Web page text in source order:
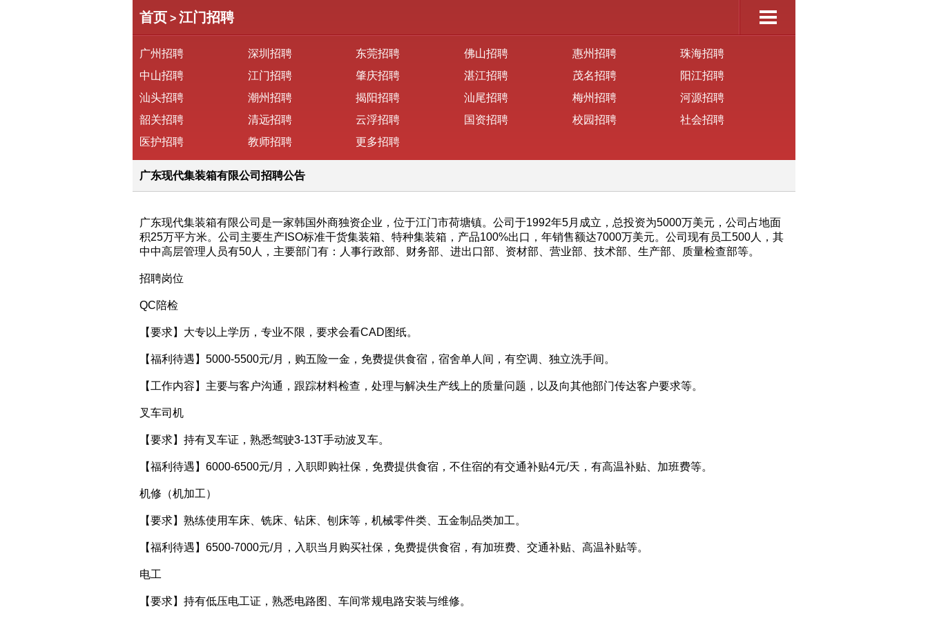
首页 > 江门招聘
广州招聘 深圳招聘 东莞招聘 佛山招聘 惠州招聘
珠海招聘
中山招聘
江门招聘 肇庆招聘 湛江招聘 茂名招聘
阳江招聘
汕头招聘
潮州招聘 揭阳招聘 汕尾招聘 梅州招聘
河源招聘
韶关招聘
清远招聘 云浮招聘 国资招聘 校园招聘
社会招聘
医护招聘
教师招聘 更多招聘
广东现代集装箱有限公司招聘公告
广东现代集装箱有限公司是一家韩国外商独资企业，位于江门市荷塘镇。公司于1992年5月成立，总投资为5000万美元，公司占地面
积25万平方米。公司主要生产ISO标准干货集装箱、特种集装箱，产品100%出口，年销售额达7000万美元。公司现有员工500人，其
中中高层管理人员有50人，主要部门有：人事行政部、财务部、进出口部、资材部、营业部、技术部、生产部、质量检查部等。
招聘岗位
QC陪检
【要求】大专以上学历，专业不限，要求会看CAD图纸。
【福利待遇】5000-5500元/月，购五险一金，免费提供食宿，宿舍单人间，有空调、独立洗手间。
【工作内容】主要与客户沟通，跟踪材料检查，处理与解决生产线上的质量问题，以及向其他部门传达客户要求等。
叉车司机
【要求】持有叉车证，熟悉驾驶3-13T手动波叉车。
【福利待遇】6000-6500元/月，入职即购社保，免费提供食宿，不住宿的有交通补贴4元/天，有高温补贴、加班费等。
机修（机加工）
【要求】熟练使用车床、铣床、钻床、刨床等，机械零件类、五金制品类加工。
【福利待遇】6500-7000元/月，入职当月购买社保，免费提供食宿，有加班费、交通补贴、高温补贴等。
电工
【要求】持有低压电工证，熟悉电路图、车间常规电路安装与维修。